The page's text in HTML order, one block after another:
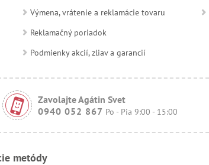
Výmena, vrátenie a reklamácie tovaru
Reklamačný poriadok
Podmienky akcií, zliav a garancií
Zavolajte Agátin Svet
0940 052 867 Po - Pia 9:00 - 15:00
metódy